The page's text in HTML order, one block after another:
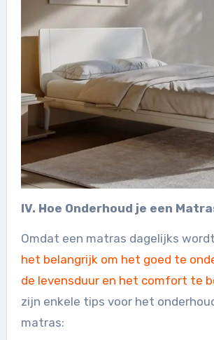
IV. Hoe Onderhoud je een
Omdat een matras dagelijks
het belangrijk om het goed te
de levensduur en het comfort te
zijn enkele tips voor het
matras: